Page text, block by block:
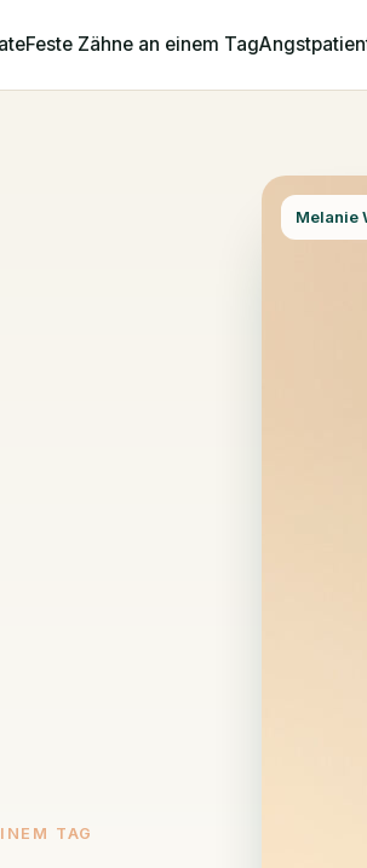
Feste Zähne an einem Tag
TAG
Melanie